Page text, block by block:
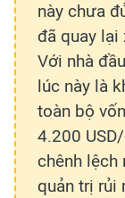
này chưa
đã quay lại
Với nhà
lúc này là
toàn bộ
4.200
chênh lệch
quản trị rủi